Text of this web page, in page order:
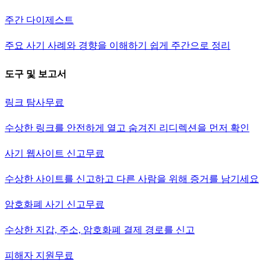
주간 다이제스트
주요 사기 사례와 경향을 이해하기 쉽게 주간으로 정리
도구 및 보고서
링크 탐사무료
수상한 링크를 안전하게 열고 숨겨진 리디렉션을 먼저 확인
사기 웹사이트 신고무료
수상한 사이트를 신고하고 다른 사람을 위해 증거를 남기세요
암호화폐 사기 신고무료
수상한 지갑, 주소, 암호화폐 결제 경로를 신고
피해자 지원 무료